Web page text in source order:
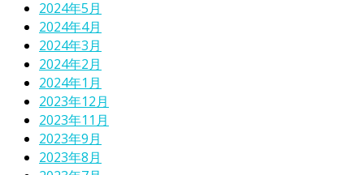
2024年5月
2024年4月
2024年3月
2024年2月
2024年1月
2023年12月
2023年11月
2023年9月
2023年8月